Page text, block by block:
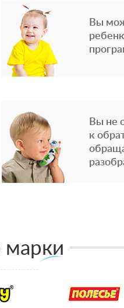
Вы
Вы не
к
марки